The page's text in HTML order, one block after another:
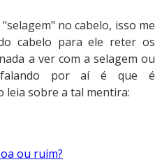
no cabelo, isso me
cabelo para ele reter os
a ver com a selagem ou
falando por aí é que é
leia sobre a tal mentira:
ou ruim?